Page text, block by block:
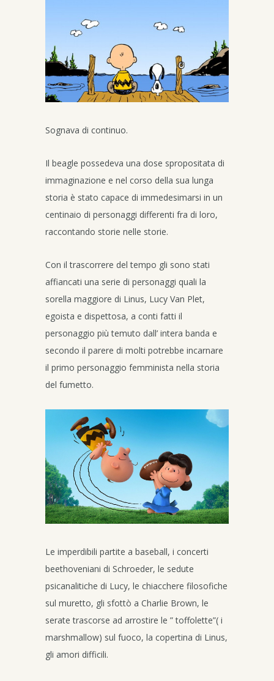
Sognava di continuo.
Il beagle possedeva una dose spropositata di
immaginazione e nel corso della sua lunga
storia è stato capace di immedesimarsi in un
centinaio di personaggi differenti fra di loro,
raccontando storie nelle storie.
Con il trascorrere del tempo gli sono stati
affiancati una serie di personaggi quali la
sorella maggiore di Linus, Lucy Van Plet,
egoista e dispettosa, a conti fatti il
personaggio più temuto dall’ intera banda e
secondo il parere di molti potrebbe incarnare
il primo personaggio femminista nella storia
del fumetto.
Le imperdibili partite a baseball, i concerti
beethoveniani di Schroeder, le sedute
psicanalitiche di Lucy, le chiacchere filosofiche
sul muretto, gli sfottò a Charlie Brown, le
serate trascorse ad arrostire le ” toffolette”( i
marshmallow) sul fuoco, la copertina di Linus,
gli amori difficili.